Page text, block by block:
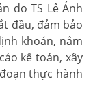
do TS Lê Ánh
đầu, đảm bảo
khoản, nắm
kế toán, xây
thực hành